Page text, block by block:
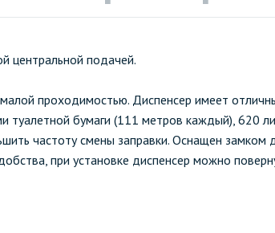
центральной подачей.
проходимостью. Диспенсер имеет
туалетной бумаги (111 метров каждый), 620
частоту смены заправки. Оснащен
при установке диспенсер можно